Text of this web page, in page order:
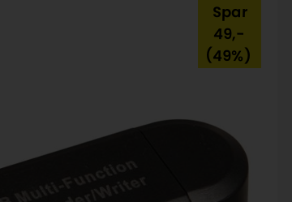
Spar
49,-
(49%)